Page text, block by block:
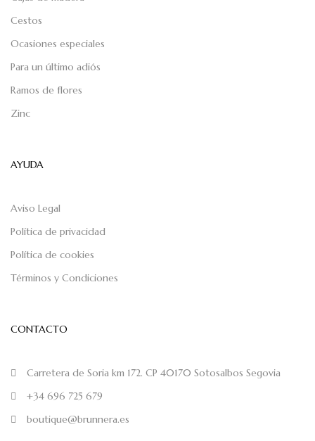
Cestos
Ocasiones especiales
Para un último adiós
Ramos de flores
Zinc
AYUDA
Aviso Legal
Política de privacidad
Política de cookies
Términos y Condiciones
CONTACTO
Carretera de Soria km 172. CP 40170 Sotosalbos Segovia
+34 696 725 679
boutique@brunnera.es